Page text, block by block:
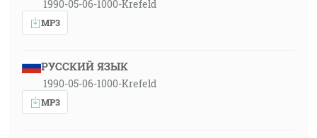
1990-05-06-1000-Krefeld
MP3
РУССКИЙ ЯЗЫК
1990-05-06-1000-Krefeld
MP3